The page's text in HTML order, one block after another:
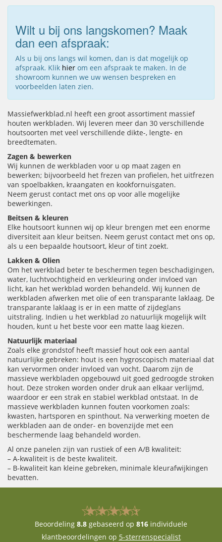
Wilt u bij ons langskomen? Maak
dan een afspraak:
Als u bij ons langs wil komen, dan is dat mogelijk op
afspraak. Klik hier om een afspraak te maken. In de
showroom kunnen we uw wensen bespreken en
voorbeelden laten zien.
Massiefwerkblad.nl heeft een groot assortiment massief
houten werkbladen. Wij leveren meer dan 30 verschillende
houtsoorten met veel verschillende dikte-, lengte- en
breedtematen.
Zagen & bewerken
Wij kunnen de werkbladen voor u op maat zagen en
bewerken; bijvoorbeeld het frezen van profielen, het uitfrezen
van spoelbakken, kraangaten en kookfornuisgaten.
Neem gerust contact met ons op voor alle mogelijke
bewerkingen.
Beitsen & kleuren
Elke houtsoort kunnen wij op kleur brengen met een enorme
diversiteit aan kleur beitsen. Neem gerust contact met ons op,
als u een bepaalde houtsoort, kleur of tint zoekt.
Lakken & Olien
Om het werkblad beter te beschermen tegen beschadigingen,
water, luchtvochtigheid en verkleuring onder invloed van
licht, kan het werkblad worden behandeld. Wij kunnen de
werkbladen afwerken met olie of een transparante laklaag. De
transparante laklaag is er in een matte of zijdeglans
uitstraling. Indien u het werkblad zo natuurlijk mogelijk wilt
houden, kunt u het beste voor een matte laag kiezen.
Natuurlijk materiaal
Zoals elke grondstof heeft massief hout ook een aantal
natuurlijke gebreken: hout is een hygroscopisch materiaal dat
kan vervormen onder invloed van vocht. Daarom zijn de
massieve werkbladen opgebouwd uit goed gedroogde stroken
hout. Deze stroken worden onder druk aan elkaar verlijmd,
waardoor er een strak en stabiel werkblad ontstaat. In de
massieve werkbladen kunnen fouten voorkomen zoals:
kwasten, hartsporen en spinthout. Na verwerking moeten de
werkbladen aan de onder- en bovenzijde met een
beschermende laag behandeld worden.
Al onze panelen zijn van rustiek of een A/B kwaliteit:
– A-kwaliteit is de beste kwaliteit.
– B-kwaliteit kan kleine gebreken, minimale kleurafwijkingen
bevatten.
Beoordeling 8.8 gebaseerd op 816 individuele
klantbeoordelingen op 5-sterrenspecialist